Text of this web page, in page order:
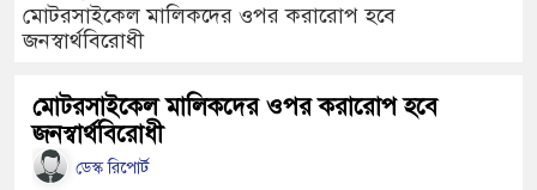
নয়, জাতির দায়িত্ব নিতে হবে ওলামায়ে
মোটরসাইকেল মালিকদের ওপর করারোপ হবে
জনস্বার্থবিরোধী
মোটরসাইকেল মালিকদের ওপর করারোপ হবে
জনস্বার্থবিরোধী
ডেস্ক রিপোর্ট